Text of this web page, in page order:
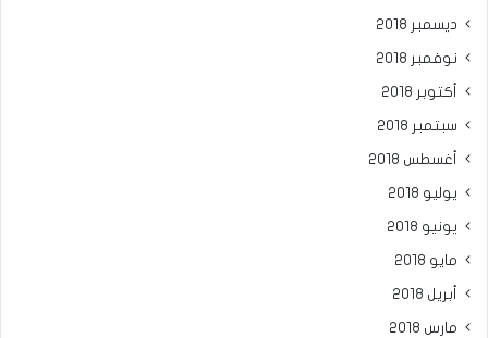
ديسمبر 2018
نوفمبر 2018
أكتوبر 2018
سبتمبر 2018
أغسطس 2018
يوليو 2018
يونيو 2018
مايو 2018
أبريل 2018
مارس 2018